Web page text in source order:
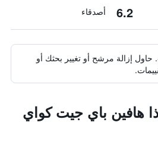
6.2 أصدقاء
حاول إزالة مرشح أو تغيير بحثك أو
هافين باي جيت كواي